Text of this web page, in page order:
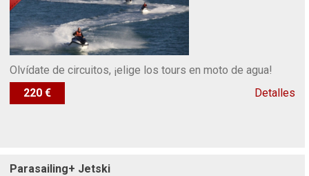
Olvídate de circuitos, ¡elige los tours en moto de agua!
220 €
Detalles
Parasailing+ Jetski